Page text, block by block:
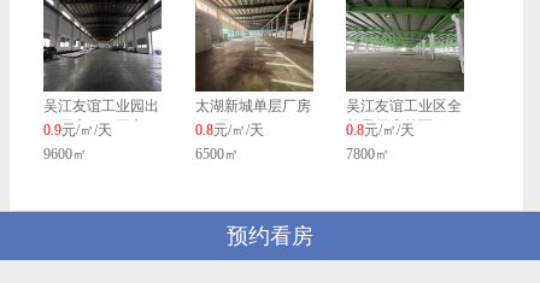
吴江友谊工业园出
租厂房1500平方
0.9元/㎡/天
9600㎡
太湖新城单层厂房
800平
0.8元/㎡/天
6500㎡
吴江友谊工业区全
单层厂房总面积
7800平，车间+办
0.8元/㎡/天
7800㎡
预约看房